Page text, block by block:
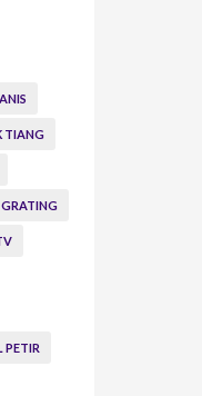
TIANG
GRATING
PETIR